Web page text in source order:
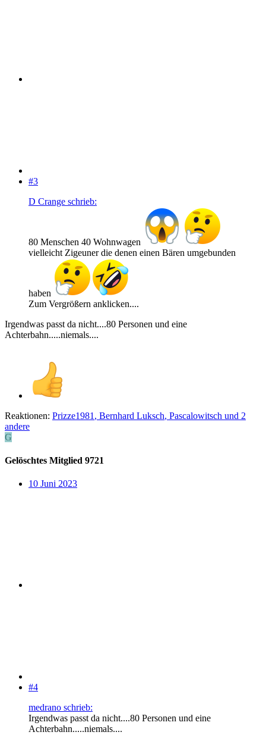
#3
D Crange schrieb:
80 Menschen 40 Wohnwagen
vielleicht Zigeuner die denen einen Bären umgebunden
haben
Zum Vergrößern anklicken....
Irgendwas passt da nicht....80 Personen und eine
Achterbahn.....niemals....
Reaktionen: Prizze1981 , Bernhard Luksch, Pascalowitsch und 2
andere
G
Gelöschtes Mitglied 9721
10 Juni 2023
#4
medrano schrieb:
Irgendwas passt da nicht....80 Personen und eine
Achterbahn.....niemals....